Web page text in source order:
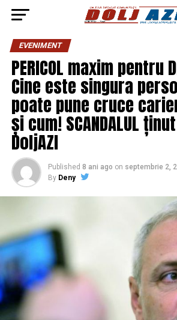
EVENIMENT
PERICOL maxim pentru
Cine este singura
poate pune cruce
și cum! SCANDALUL ținut
DoljAZI
Published 8 ani ago on septembrie 2,
By Deny